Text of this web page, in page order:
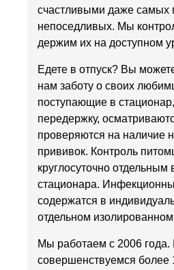
счастливыми даже самых
непоседливых. Мы
держим их на доступном
Едете в отпуск? Вы
нам заботу о своих
поступающие в
передержку,
проверяются на наличие
прививок. Контроль
круглосуточно отдельным
стационара.
содержатся в
отдельном
Мы работаем с 2006
совершенствуемся более